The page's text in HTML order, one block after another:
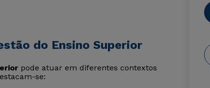
do Ensino Superior
pode atuar em diferentes contextos
se: